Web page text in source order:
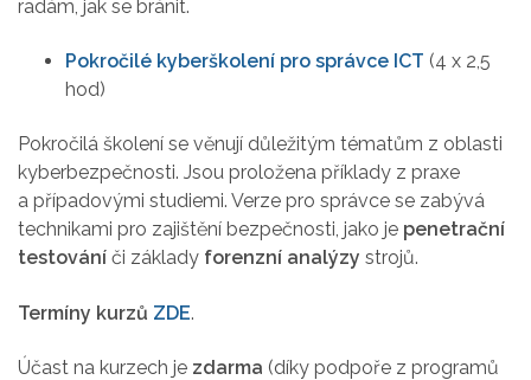
radám, jak se bránit.
Pokročilé kyberškolení pro správce ICT (4 x 2,5
hod)
Pokročilá školení se věnují důležitým tématům z oblasti
kyberbezpečnosti. Jsou proložena příklady z praxe
a případovými studiemi. Verze pro správce se zabývá
technikami pro zajištění bezpečnosti, jako je penetrační
testování či základy forenzní analýzy strojů.
Termíny kurzů ZDE.
Účast na kurzech je zdarma (díky podpoře z programů